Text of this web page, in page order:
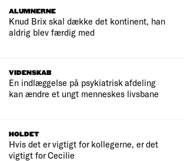
ALUMNERNE
Knud Brix skal dække det kontinent, han
aldrig blev færdig med
VIDENSKAB
En indlæggelse på psykiatrisk afdeling
kan ændre et ungt menneskes livsbane
HOLDET
Hvis det er vigtigt for kollegerne, er det
vigtigt for Cecilie